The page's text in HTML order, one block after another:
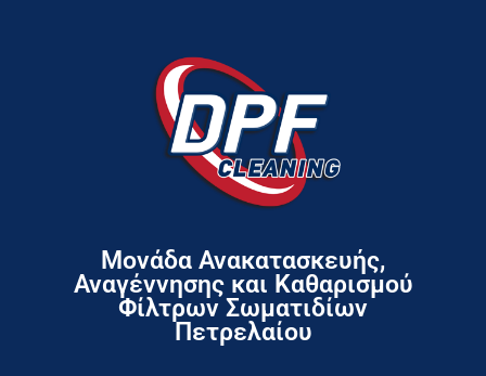
Μονάδα Ανακατασκευής,
Αναγέννησης και Καθαρισμού
Φίλτρων Σωματιδίων
Πετρελαίου